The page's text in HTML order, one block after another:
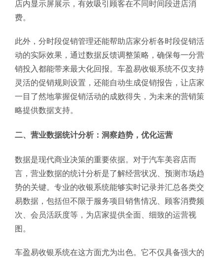
店内显示屏展示，有效吸引顾客在不同时间段进店消
费。
此外，分时段促销管理还能帮助店家分析各时段促销活
动的实际效果，通过数据反馈调整策略，确保每一分营
销投入都能带来最大化回报。车盈易收银系统不仅支持
灵活的促销规则设置，还能自动生成促销报告，让店家
一目了然地掌握促销活动的成败得失，为未来的营销策
略提供数据支持。
二、营业数据统计分析：洞察趋势，优化运营
数据是现代商业决策的重要依据。对于汽车美容店而
言，营业数据的统计分析是了解经营状况、预测市场趋
势的关键。专业的收银系统能够实时记录并汇总各类交
易数据，包括但不限于服务项目销售情况、顾客消费频
次、会员活跃度等，为店家提供全面、细致的运营视
图。
车盈易收银系统在这方面尤为出色。它不仅具备强大的